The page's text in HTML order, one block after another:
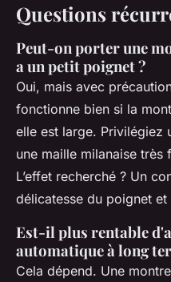
Questions
Peut-on porter une
a un petit poignet ?
Oui, mais avec
fonctionne bien si la
elle est large. Privilégiez
une maille milanaise très
L’effet recherché ? Un
délicatesse du poignet et
Est-il plus rentable
automatique à long
Cela dépend. Une